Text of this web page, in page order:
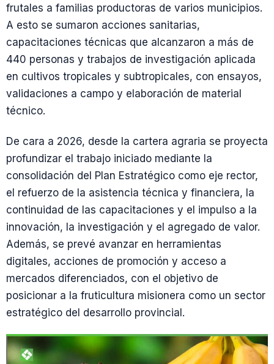
frutales a familias productoras de varios municipios.
A esto se sumaron acciones sanitarias,
capacitaciones técnicas que alcanzaron a más de
440 personas y trabajos de investigación aplicada
en cultivos tropicales y subtropicales, con ensayos,
validaciones a campo y elaboración de material
técnico.
De cara a 2026, desde la cartera agraria se proyecta
profundizar el trabajo iniciado mediante la
consolidación del Plan Estratégico como eje rector,
el refuerzo de la asistencia técnica y financiera, la
continuidad de las capacitaciones y el impulso a la
innovación, la investigación y el agregado de valor.
Además, se prevé avanzar en herramientas
digitales, acciones de promoción y acceso a
mercados diferenciados, con el objetivo de
posicionar a la fruticultura misionera como un sector
estratégico del desarrollo provincial.